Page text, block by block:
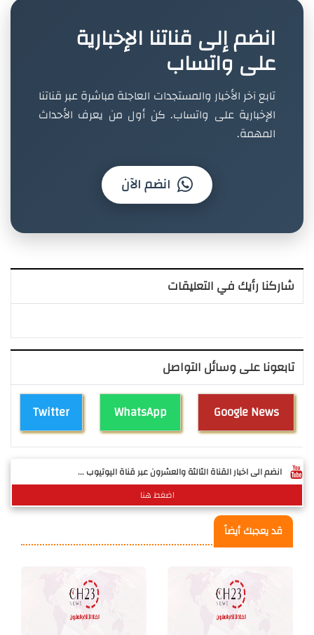
انضم إلى قناتنا الإخبارية
على واتساب
تابع آخر الأخبار والمستجدات العاجلة مباشرة عبر قناتنا
الإخبارية على واتساب. كن أول من يعرف الأحداث
المهمة.
انضم الآن
شاركنا رأيك في التعليقات
تابعونا على وسائل التواصل
Twitter WhatsApp Google News
انضم الى اخبار القناة الثالثة والعشرون عبر قناة اليوتيوب ...
اضغط هنا
قد يعجبك أيضاً